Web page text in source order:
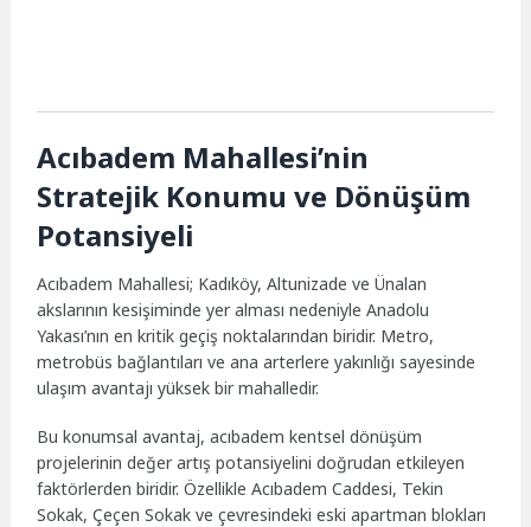
Acıbadem Mahallesi’nin
Stratejik Konumu ve Dönüşüm
Potansiyeli
Acıbadem Mahallesi; Kadıköy, Altunizade ve Ünalan
akslarının kesişiminde yer alması nedeniyle Anadolu
Yakası’nın en kritik geçiş noktalarından biridir. Metro,
metrobüs bağlantıları ve ana arterlere yakınlığı sayesinde
ulaşım avantajı yüksek bir mahalledir.
Bu konumsal avantaj, acıbadem kentsel dönüşüm
projelerinin değer artış potansiyelini doğrudan etkileyen
faktörlerden biridir. Özellikle Acıbadem Caddesi, Tekin
Sokak, Çeçen Sokak ve çevresindeki eski apartman blokları